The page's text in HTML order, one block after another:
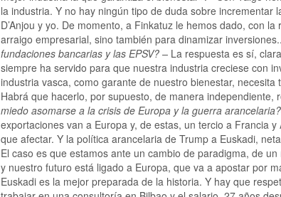
la industria. Y no hay ningún tipo de duda sobre
D’Anjou y yo. De momento, a Finkatuz le hemos dado, con
arraigo empresarial, sino también para dinamizar inversiones..
fundaciones bancarias y las EPSV? – La respuesta es sí,
siempre ha servido para que nuestra industria creciese con
industria vasca, como garante de nuestro bienestar,
Habrá que hacerlo, por supuesto, de manera
miedo asomarse a la crisis de Europa y la guerra
exportaciones van a Europa y, de estas, un tercio a Francia
que afectar. Y la política arancelaria de Trump a Euskadi,
El caso es que estamos ante un cambio de paradigma, de
y nuestro futuro está ligado a Europa, que va a apostar por
Euskadi es la mejor preparada de la historia. Y hay que